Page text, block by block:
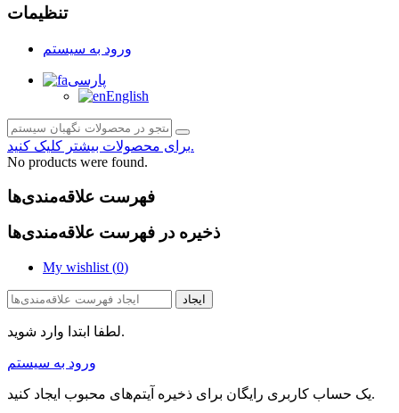
تنظیمات
ورود به سیستم
پارسی
English
برای محصولات بیشتر کلیک کنید.
No products were found.
فهرست علاقه‌مندی‌ها
ذخیره در فهرست علاقه‌مندی‌ها
My wishlist (0)
ایجاد
لطفا ابتدا وارد شوید.
ورود به سیستم
یک حساب کاربری رایگان برای ذخیره آیتم‌های محبوب ایجاد کنید.